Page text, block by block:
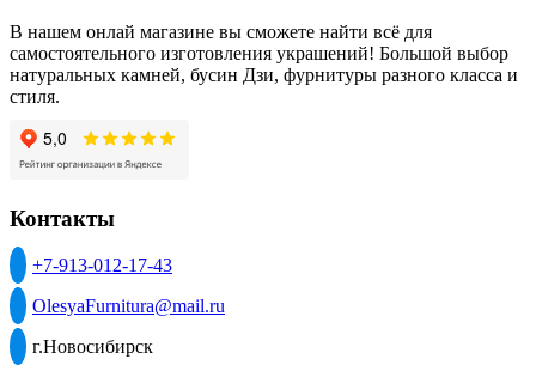
В нашем онлай магазине вы сможете найти всё для
самостоятельного изготовления украшений! Большой выбор
натуральных камней, бусин Дзи, фурнитуры разного класса и
стиля.
Контакты
+7-913-012-17-43
OlesyaFurnitura@mail.ru
г.Новосибирск